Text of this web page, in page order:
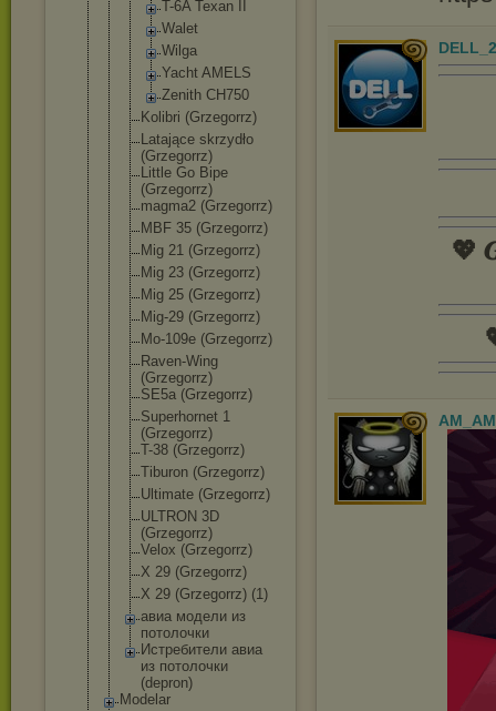
T-6A Texan II
Walet
Wilga
Yacht AMELS
Zenith CH750
Kolibri (Grzegorrz)
Latające skrzydło
(Grzegorrz)
Little Go Bipe
(Grzegorrz)
magma2 (Grzegorrz)
MBF 35 (Grzegorrz)
Mig 21 (Grzegorrz)
Mig 23 (Grzegorrz)
Mig 25 (Grzegorrz)
Mig-29 (Grzegorrz)
Mo-109e (Grzegorrz)
Raven-Wing
(Grzegorrz)
SE5a (Grzegorrz)
Superhornet 1
(Grzegorrz)
T-38 (Grzegorrz)
Tiburon (Grzegorrz)
Ultimate (Grzegorrz)
ULTRON 3D
(Grzegorrz)
Velox (Grzegorrz)
X 29 (Grzegorrz)
X 29 (Grzegorrz) (1)
авиа модели из
потолочки
Истребители авиа
из потолочки
(depron)
Modelar
💖
AM_AM